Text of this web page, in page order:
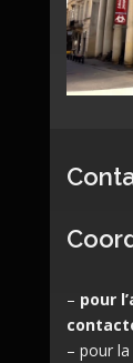
– pour
– pour